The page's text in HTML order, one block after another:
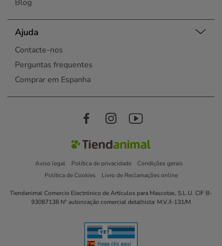
Blog
Ajuda
Contacte-nos
Perguntas frequentes
Comprar em Espanha
Aviso legal Política de privacidade
Condições gerais
Política de Cookies
Livro de Reclamações online
Tiendanimal Comercio Electrónico de Artículos para Mascotas, S.L.U. CIF B-
93087138 Nº autorização comercial detalhista: M.V./I-131/M